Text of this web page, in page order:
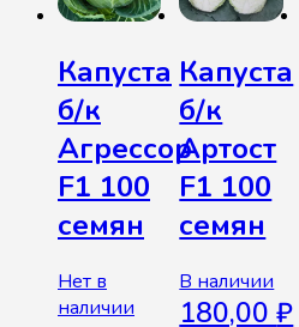
Капуста
б/к
Агрессор
F1 100
семян
Нет в
наличии
Капуста
б/к
Артост
F1 100
семян
В наличии
180,00₽